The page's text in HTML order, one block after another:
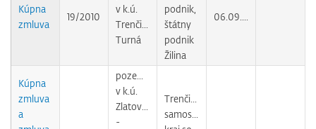
Kúpna
zmluva
19/2010
v k.ú.
Trenčianska
Turná
podnik,
štátny
podnik
Žilina
Kúpna
zmluva
a
pozemky
v k.ú.
Zlatovce
-
Trenčiansky
samosprávny